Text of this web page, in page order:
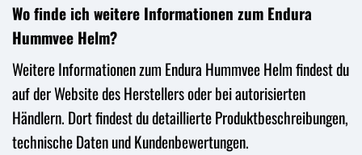
Wo finde ich weitere Informationen zum Endura
Hummvee Helm?
Weitere Informationen zum Endura Hummvee Helm findest du
auf der Website des Herstellers oder bei autorisierten
Händlern. Dort findest du detaillierte Produktbeschreibungen,
technische Daten und Kundenbewertungen.